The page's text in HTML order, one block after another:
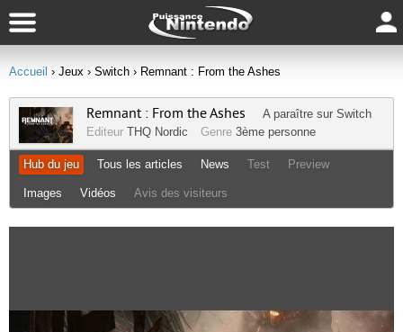
Accueil › Jeux › Switch › Remnant : From the Ashes
Remnant : From the Ashes A paraître sur Switch
Editeur THQ Nordic Genre 3ème personne
Hub du jeu Tous les articles News Test Preview
Images Vidéos Avis des visiteurs